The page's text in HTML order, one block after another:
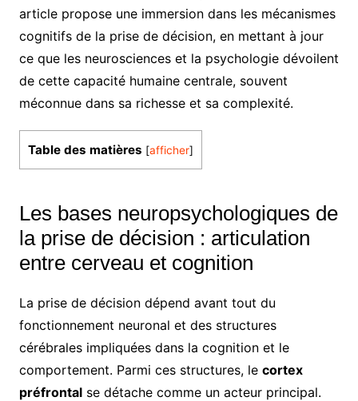
article propose une immersion dans les mécanismes
cognitifs de la prise de décision, en mettant à jour
ce que les neurosciences et la psychologie dévoilent
de cette capacité humaine centrale, souvent
méconnue dans sa richesse et sa complexité.
Table des matières [afficher]
Les bases neuropsychologiques de
la prise de décision : articulation
entre cerveau et cognition
La prise de décision dépend avant tout du
fonctionnement neuronal et des structures
cérébrales impliquées dans la cognition et le
comportement. Parmi ces structures, le cortex
préfrontalse détache comme un acteur principal.